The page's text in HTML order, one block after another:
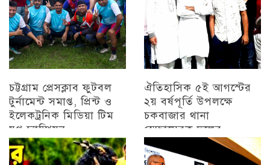
চট্টগ্রাম প্রেসক্লাব ফুটবল
টুর্নামেন্ট সমাপ্ত, প্রিন্ট ও
ইলেকট্রনিক মিডিয়া টিম
যুগ্ন চ্যাম্পিয়ন
চট্টগ্রাম
ঐতিহাসিক ৫ই আগস্টের
২য় বর্ষপূর্তি উপলক্ষে
চকবাজার থানা
স্বেচ্ছাসেবক দলের
প্রামাণ্যচিত্র প্রদর্শন ও
বিজয় মিছিল